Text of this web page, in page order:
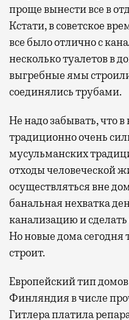
проще вынести все в
Кстати, в советское
все было отлично с
несколько туалетов в
выгребные ямы
соединялись трубами.
Не надо забывать, что
традиционно очень
мусульманских
отходы человеческой
осуществляться вне
банальная нехватка
канализацию и
Но новые дома сегодня
строит.
Европейский тип
Финляндия в числе
Гитлера платила